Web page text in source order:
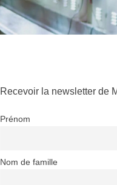
Recevoir la newsletter de
Prénom
Nom de famille